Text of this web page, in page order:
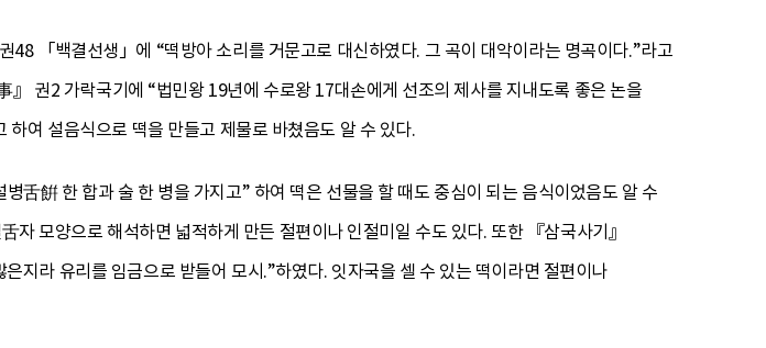
48 「백결선생」에 “떡방아 소리를 거문고로 대신하였다. 그 곡이 대악이라는 명곡이다.”라고
』 권2 가락국기에 “법민왕 19년에 수로왕 17대손에게 선조의 제사를 지내도록 좋은 논을
여 설음식으로 떡을 만들고 제물로 바쳤음도 알 수 있다.
舌餠 한 합과 술 한 병을 가지고” 하여 떡은 선물을 할 때도 중심이 되는 음식이었음도 알 수
자 모양으로 해석하면 넓적하게 만든 절편이나 인절미일 수도 있다. 또한 『삼국사기』
지라 유리를 임금으로 받들어 모시.”하였다. 잇자국을 셀 수 있는 떡이라면 절편이나